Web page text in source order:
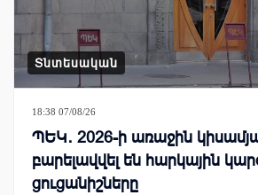
Տնտեսական
18:38 07/08/26
ՊԵԿ․ 2026-ի առաջին
բարելավվել են հարկային
ցուցանիշները